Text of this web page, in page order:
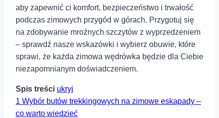
aby zapewnić ci ⁣komfort, bezpieczeństwo i trwałość
podczas zimowych przygód w ⁢górach. Przygotuj się
na zdobywanie mroźnych szczytów z wyprzedzeniem
– sprawdź nasze‍ wskazówki i wybierz‍ obuwie,‍ które
sprawi, że każda zimowa wędrówka będzie dla Ciebie
niezapomnianym doświadczeniem.
Spis treści ukryj
1 Wybór butów trekkingowych na zimowe eskapady –
co warto wiedzieć